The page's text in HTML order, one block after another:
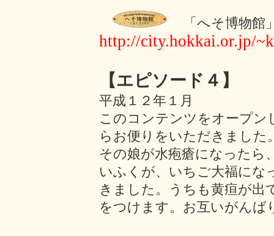
「へそ博物館
http://city.hokkai.or.jp/
【エピソード４ 】
平成１２年１月
このコンテンツをオープン
らお便りをいただきました
その娘が水疱瘡になったら
いふくが、いちご大福にな
きました。うちも黄疸が出
をつけます。お互いがんば